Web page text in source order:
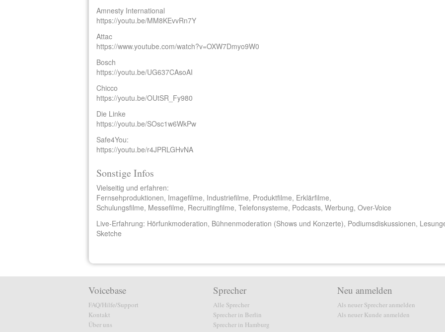
Amnesty International
https://youtu.be/MM8KEvvRn7Y
Attac
https://www.youtube.com/watch?v=OXW7Dmyo9W0
Bosch
https://youtu.be/UG637CAsoAI
Chicco
https://youtu.be/OUtSR_Fy980
Die Linke
https://youtu.be/SOsc1w6WkPw
Safe4You:
https://youtu.be/r4JPRLGHvNA
Sonstige Infos
Vielseitig und erfahren:
Fernsehproduktionen, Imagefilme, Industriefilme, Produktfilme, Erklärfilme,
Schulungsfilme, Messefilme, Recruitingfilme, Telefonsysteme, Podcasts, Werbung, Over-Voice
Live-Erfahrung: Hörfunkmoderation, Bühnenmoderation (Shows und Konzerte), Podiumsdiskussionen,
Sketche
Voicebase
FAQ/Hilfe/Support
Kontakt
Über uns
Sprecher
Alle Sprecher
Sprecher in Berlin
Sprecher in Hamburg
Neu anmelden
Als neuer Sprecher anmelden
Als neuer Kunde anmelden